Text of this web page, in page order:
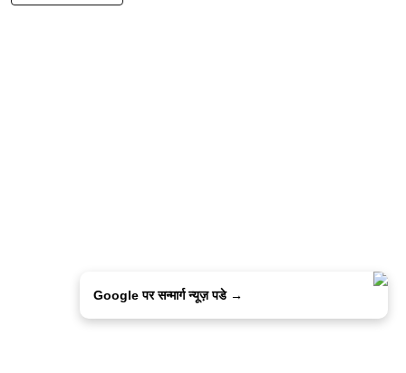
Google पर सन्मार्ग न्यूज़ पडे →